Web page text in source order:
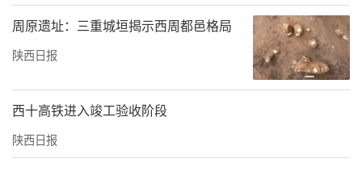
周原遗址：三重城垣揭示西周都邑格局
陕西日报
西十高铁进入竣工验收阶段
陕西日报